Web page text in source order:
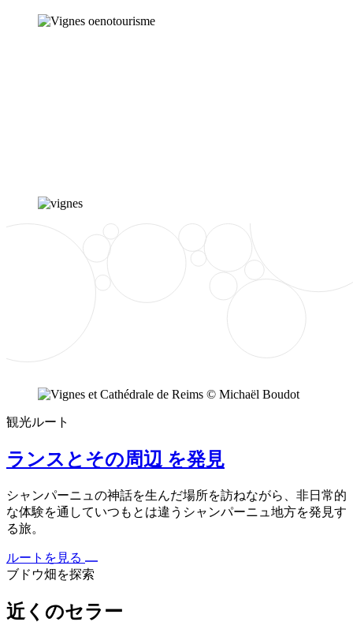
観光ルート
ランスとその周辺 を発見
シャンパーニュの神話を生んだ場所を訪ねながら、非日常的
な体験を通していつもとは違うシャンパーニュ地方を発見す
る旅。
ルートを見る
ブドウ畑を探索
近くのセラー